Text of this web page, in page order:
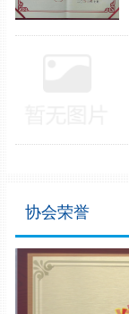
协会荣誉